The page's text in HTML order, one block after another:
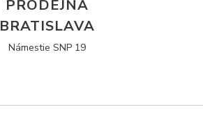
PRODEJNA
BRATISLAVA
Námestie SNP 19